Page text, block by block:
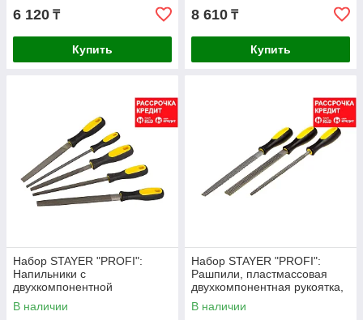
6 120 ₸
Купить
8 610 ₸
Купить
Набор STAYER "PROFI":
Напильники с
двухкомпонентной
В наличии
Набор STAYER "PROFI":
Рашпили, пластмассовая
двухкомпонентная рукоятка,
200мм, 3шт (1690-20-
H3_z01)
В наличии